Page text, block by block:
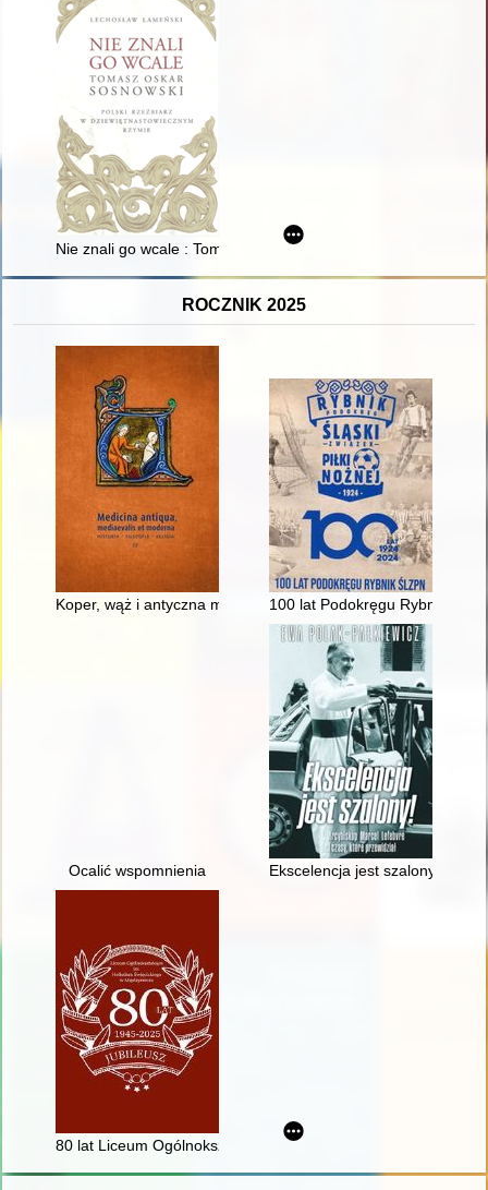
Nie znali go wcale : Tomasz Oskar Sosnowski : polski
ROCZNIK 2025
Koper, wąż i antyczna medycyna100 lat Podokręgu Rybnik
Ocalić wspomnienia Ekscelencja jest szalony! :
80 lat Liceum Ogólnokształcącego im. Heliodora Święcickiego